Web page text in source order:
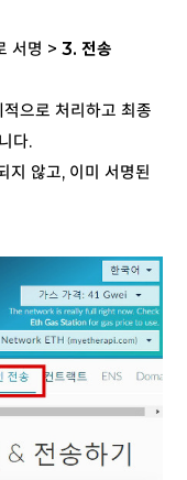
서명 > 3. 전송
으로 처리하고 최종
다.
않고, 이미 서명된